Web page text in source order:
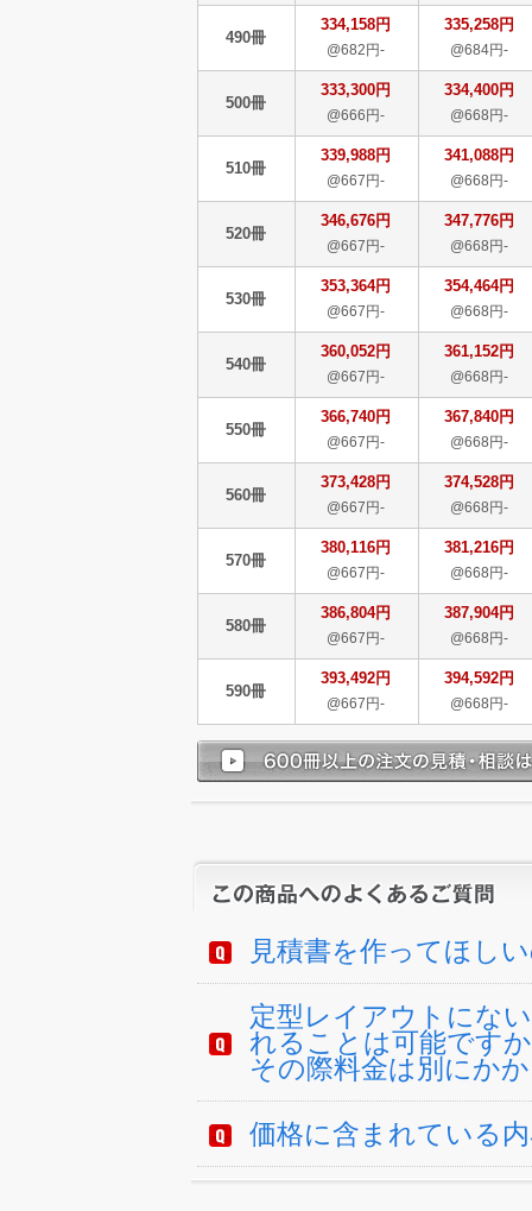
490冊
334,158円
@682円-
335,258円
@684円-
500冊
333,300円
@666円-
334,400円
@668円-
510冊
339,988円
@667円-
341,088円
@668円-
520冊
346,676円
@667円-
347,776円
@668円-
530冊
353,364円
@667円-
354,464円
@668円-
540冊
360,052円
@667円-
361,152円
@668円-
550冊
366,740円
@667円-
367,840円
@668円-
560冊
373,428円
@667円-
374,528円
@668円-
570冊
380,116円
@667円-
381,216円
@668円-
580冊
386,804円
@667円-
387,904円
@668円-
590冊
393,492円
@667円-
394,592円
@668円-
見積書を作ってほし
定型レイアウトにな
れることは可能です
その際料金は別にか
価格に含まれている